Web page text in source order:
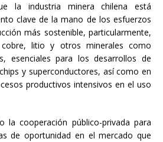
la industria minera chilena está
clave de la mano de los esfuerzos
más sostenible, particularmente,
litio y otros minerales como
esenciales para los desarrollos de
y superconductores, así como en
productivos intensivos en el uso
la cooperación público-privada para
de oportunidad en el mercado que